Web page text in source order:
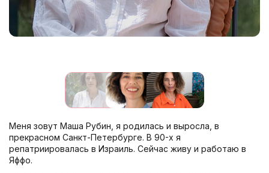
Меня зовут Маша Рубин, я родилась и выросла, в
прекрасном Санкт-Петербурге. В 90-х я
репатриировалась в Израиль. Сейчас живу и работаю в
Яффо.